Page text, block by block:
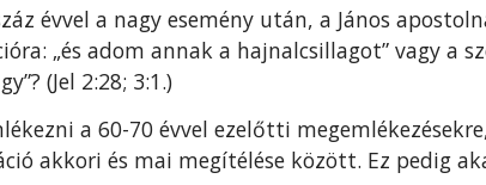
évvel a nagy esemény után, a János
„és adom annak a hajnalcsillagot” vagy a
(Jel 2:28; 3:1.)
a 60-70 évvel ezelőtti
akkori és mai megítélése között. Ez pedig